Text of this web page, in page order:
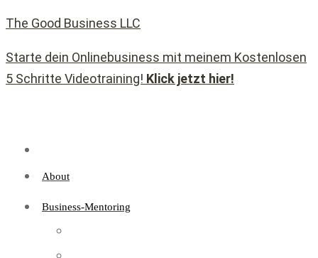
The Good Business LLC
Starte dein Onlinebusiness mit meinem Kostenlosen
5 Schritte Videotraining! Klick jetzt hier!
About
Business-Mentoring